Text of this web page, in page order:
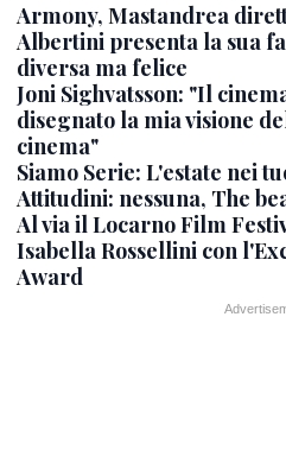
Armony, Mastandrea
Albertini presenta la sua
diversa ma felice
Joni Sighvatsson: "Il
disegnato la mia visione
cinema"
Siamo Serie: L'estate nei
Attitudini: nessuna, The
Al via il Locarno Film
Isabella Rossellini con
Award